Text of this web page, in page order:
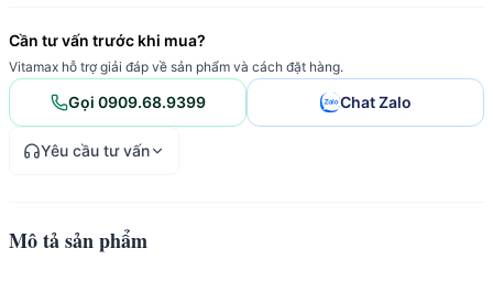
Cần tư vấn trước khi mua?
Vitamax hỗ trợ giải đáp về sản phẩm và cách đặt hàng.
Gọi 0909.68.9399 Chat Zalo
Yêu cầu tư vấn
Mô tả sản phẩm